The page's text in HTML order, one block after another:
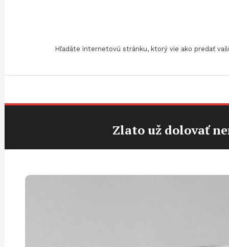
Hľadáte internetovú stránku, ktorý vie ako predať
Zlato už dolovať